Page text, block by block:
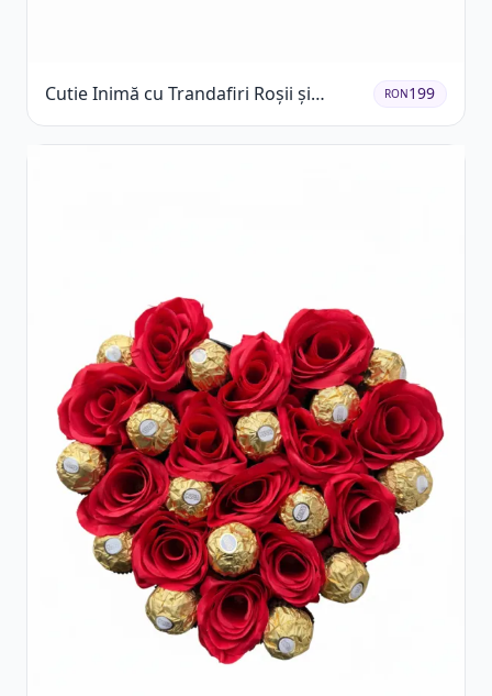
Cutie Inimă cu Trandafiri Roșii și
Raffaello
RON199